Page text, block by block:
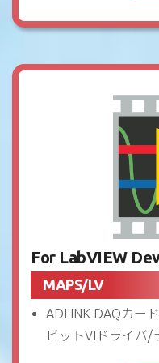
For LabVIEW
MAPS/LV
ADLINK DAQカー
ビットVIドライバ/